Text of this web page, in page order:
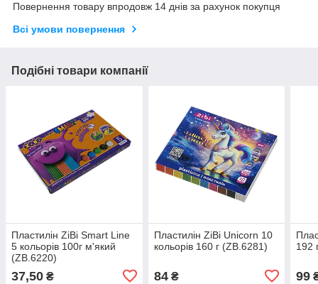
Повернення товару впродовж 14 днів за рахунок покупця
Всі умови повернення
Подібні товари компанії
Пластилін ZiBi Smart Line
5 кольорів 100г м'який
(ZB.6220)
37,50 ₴
Пластилін ZiBi Unicorn 10
кольорів 160 г (ZB.6281)
84₴
192
99